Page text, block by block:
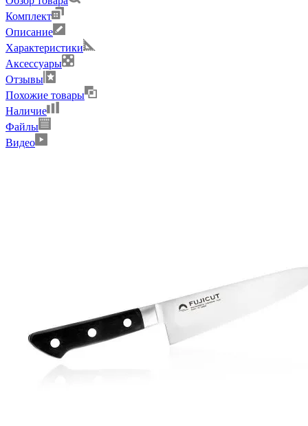
Комплект
Описание
Характеристики
Аксессуары
Отзывы
Похожие товары
Наличие
Файлы
Видео